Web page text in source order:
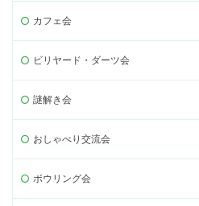
カフェ会
ビリヤード・ダーツ会
謎解き会
おしゃべり交流会
ボウリング会